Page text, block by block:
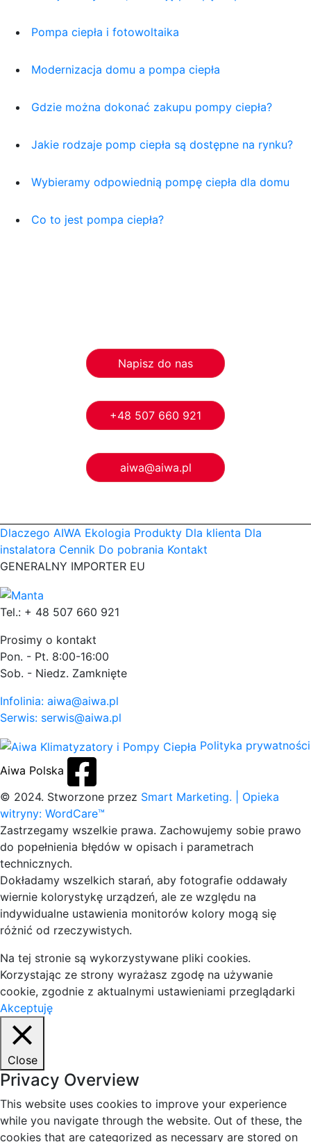
Pompa ciepła i fotowoltaika
Modernizacja domu a pompa ciepła
Gdzie można dokonać zakupu pompy ciepła?
Jakie rodzaje pomp ciepła są dostępne na rynku?
Wybieramy odpowiednią pompę ciepła dla domu
Co to jest pompa ciepła?
Napisz do nas
+48 507 660 921
aiwa@aiwa.pl
Dlaczego AIWA Ekologia Produkty Dla klienta Dla
instalatora Cennik Do pobrania Kontakt
GENERALNY IMPORTER EU
Tel.: + 48 507 660 921
Prosimy o kontakt
Pon. - Pt. 8:00-16:00
Sob. - Niedz. Zamknięte
Infolinia: aiwa@aiwa.pl
Serwis: serwis@aiwa.pl
Polityka prywatności
Aiwa Polska
© 2024. Stworzone przez Smart Marketing.
| Opieka
witryny: WordCare™
Zastrzegamy wszelkie prawa. Zachowujemy sobie prawo
do popełnienia błędów w opisach i parametrach
technicznych.
Dokładamy wszelkich starań, aby fotografie oddawały
wiernie kolorystykę urządzeń, ale ze względu na
indywidualne ustawienia monitorów kolory mogą się
różnić od rzeczywistych.
Na tej stronie są wykorzystywane pliki cookies.
Korzystając ze strony wyrażasz zgodę na używanie
cookie, zgodnie z aktualnymi ustawieniami przeglądarki
Akceptuję
Close
Privacy Overview
This website uses cookies to improve your experience
while you navigate through the website. Out of these, the
cookies that are categorized as necessary are stored on